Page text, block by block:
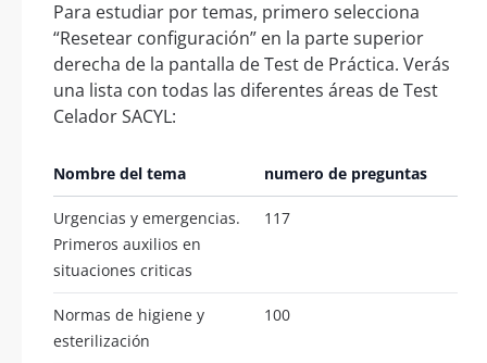
Para estudiar por temas, primero selecciona
“Resetear configuración” en la parte superior
derecha de la pantalla de Test de Práctica. Verás
una lista con todas las diferentes áreas de Test
Celador SACYL:
Nombre del tema numero de preguntas
Urgencias y emergencias.
Primeros auxilios en
situaciones criticas
117
Normas de higiene y
esterilización
100